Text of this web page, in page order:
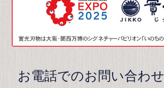
お電話でのお問い合わせ